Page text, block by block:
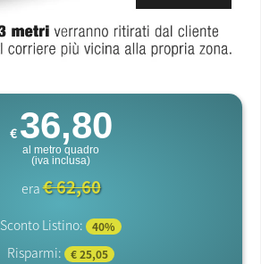
€ 36,80
al metro quadro
(iva inclusa)
era€ 62,60
Sconto Listino: 40%
Risparmi: € 25,05